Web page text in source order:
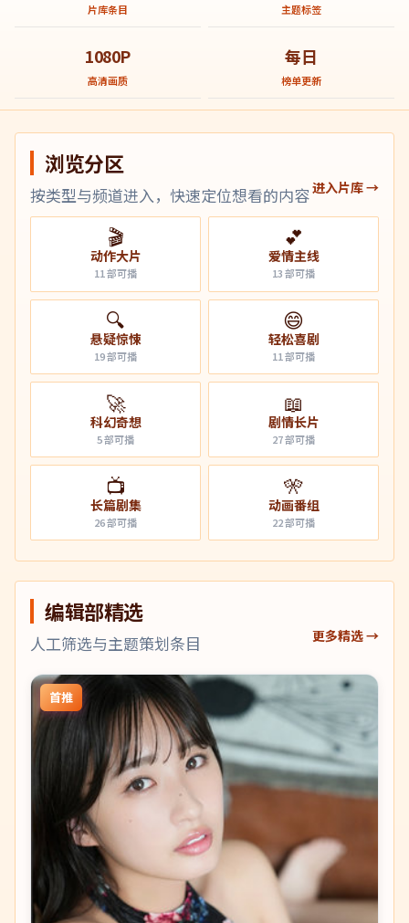
片库条目 主题标签
1080P
高清画质
每日
榜单更新
浏览分区
按类型与频道进入，快速定位想看的内容进入片库 →
🎬
动作大片
11部可播
💕
爱情主线
13部可播
🔍
悬疑惊悚
19部可播
😄
轻松喜剧
11部可播
🚀
科幻奇想
5部可播
📖
剧情长片
27部可播
📺
长篇剧集
26部可播
🎌
动画番组
22部可播
编辑部精选
人工筛选与主题策划条目 更多精选 →
首推